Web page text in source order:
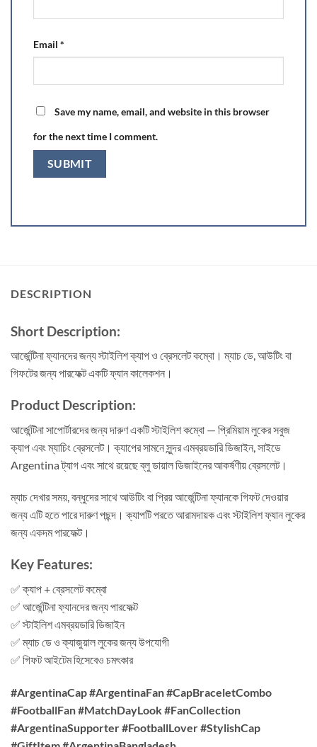
Email *
Save my name, email, and website in this browser
for the next time I comment.
DESCRIPTION
Short Description:
আর্জেন্টিনা ফ্যানদের জন্য স্টাইলিশ ক্যাপ ও ব্রেসলেট কম্বো। ম্যাচ ডে, আউটিং বা
গিফটের জন্য পারফেক্ট একটি ফ্যান কালেকশন।
Product Description:
আর্জেন্টিনা সাপোর্টারদের জন্য দারুণ একটি স্টাইলিশ কম্বো — প্রিমিয়াম লুকের সবুজ
ক্যাপ এবং ম্যাচিং ব্রেসলেট। ক্যাপের সামনে সুন্দর এমব্রয়ডারি ডিজাইন, সাইডে
Argentina ট্যাগ এবং সাথে রয়েছে ব্লু ডায়াল ডিজাইনের আকর্ষণীয় ব্রেসলেট।
ম্যাচ দেখার সময়, বন্ধুদের সাথে আউটিং বা প্রিয় আর্জেন্টিনা ফ্যানকে গিফট দেওয়ার
জন্য এটি হতে পারে দারুণ পছন্দ। ক্যাপটি পরতে আরামদায়ক এবং স্টাইলিশ ফ্যান লুকের
জন্য একদম পারফেক্ট।
Key Features:
✅ ক্যাপ + ব্রেসলেট কম্বো
✅ আর্জেন্টিনা ফ্যানদের জন্য পারফেক্ট
✅ স্টাইলিশ এমব্রয়ডারি ডিজাইন
✅ ম্যাচ ডে ও ক্যাজুয়াল লুকের জন্য উপযোগী
✅ গিফট আইটেম হিসেবেও চমৎকার
#ArgentinaCap #ArgentinaFan #CapBraceletCombo
#FootballFan #MatchDayLook #FanCollection
#ArgentinaSupporter #FootballLover #StylishCap